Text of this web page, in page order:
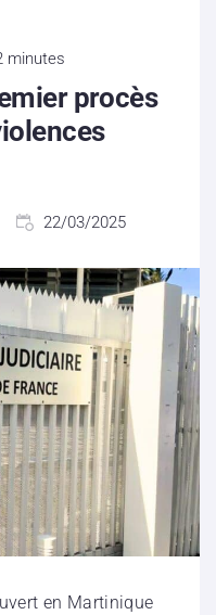
minutes
procès
22/03/2025
en Martinique